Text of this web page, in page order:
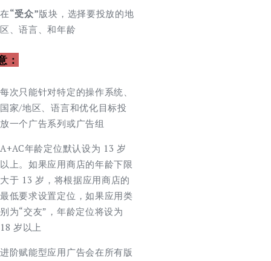
在“受众”版块，选择要投放的地
区、语言、和年龄
：
每次只能针对特定的操作系统、
国家/地区、语言和优化目标投
放一个广告系列或广告组
A+AC年龄定位默认设为 13 岁
以上。如果应用商店的年龄下限
大于 13 岁，将根据应用商店的
最低要求设置定位，如果应用类
别为“交友”，年龄定位将设为
18 岁以上
进阶赋能型应用广告会在所有版